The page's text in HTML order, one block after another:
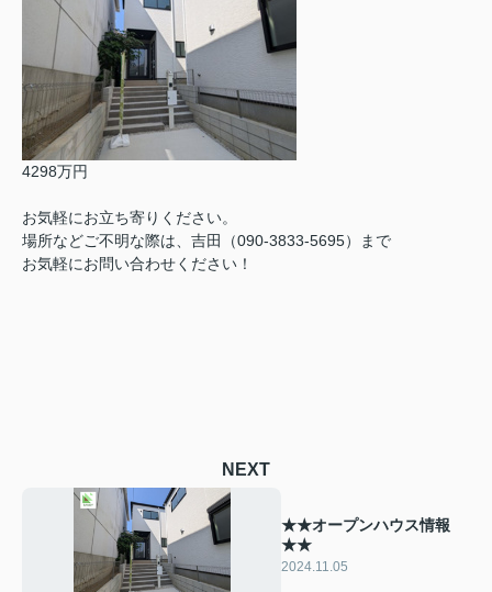
4298万円
お気軽にお立ち寄りください。
場所などご不明な際は、吉田（090-3833-5695）まで
お気軽にお問い合わせください！
NEXT
★★オープンハウス情報
★★
2024.11.05